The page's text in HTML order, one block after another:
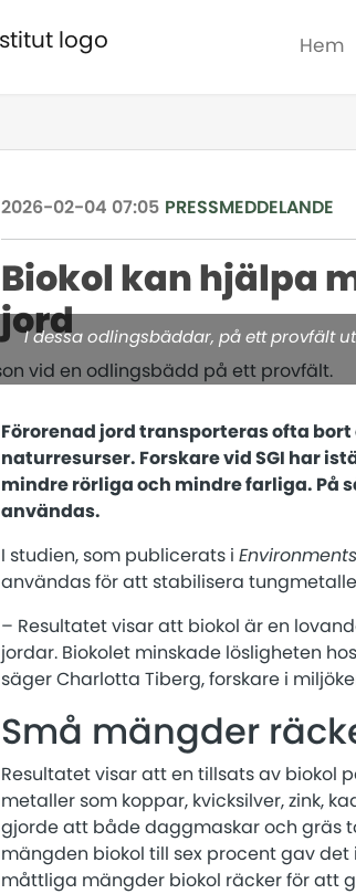
Hem
2026-02-04 07:05 PRESSMEDDELANDE
Biokol kan hjälpa
jord
I dessa odlingsbäddar, på ett provfält
Förorenad jord transporteras ofta
naturresurser. Forskare vid SGI har
mindre rörliga och mindre farliga. På
användas.
I studien, som publicerats i Environments
användas för att stabilisera
– Resultatet visar att biokol är en
jordar. Biokolet minskade lösligheten
säger Charlotta Tiberg, forskare i
Små mängder
Resultatet visar att en tillsats av biokol
metaller som koppar, kvicksilver, zink,
gjorde att både daggmaskar och gräs
mängden biokol till sex procent gav
måttliga mängder biokol räcker för att